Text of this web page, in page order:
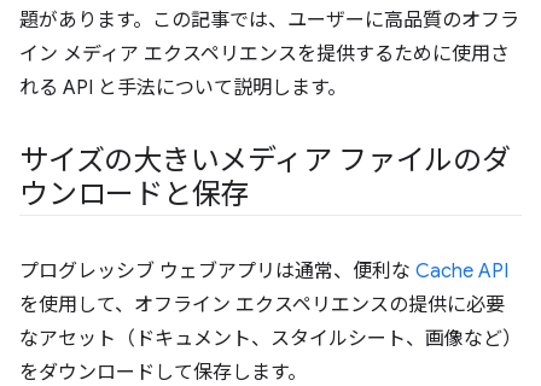
題があります。この記事では、ユーザーに高品質のオフラ
イン メディア エクスペリエンスを提供するために使用さ
れる API と手法について説明します。
サイズの大きいメディア ファイルのダ
ウンロードと保存
プログレッシブ ウェブアプリは通常、便利な Cache API
を使用して、オフライン エクスペリエンスの提供に必要
なアセット（ドキュメント、スタイルシート、画像など）
をダウンロードして保存します。